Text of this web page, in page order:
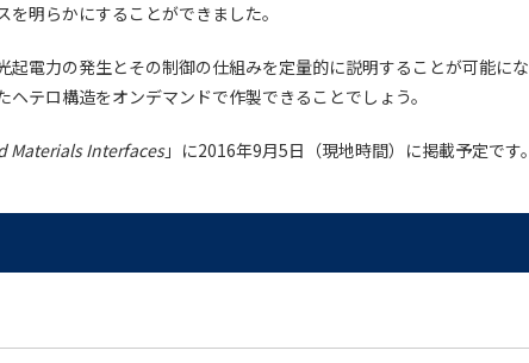
明らかにすることができました。
電力の発生とその制御の仕組みを定量的に説明することが可能にな
テロ構造をオンデマンドで作製できることでしょう。
Materials Interfaces」に2016年9月5日（現地時間）に掲載予定です。